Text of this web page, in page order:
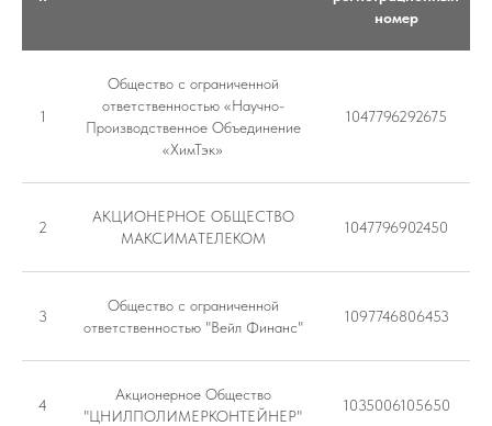
номер
1
Общество с ограниченной
ответственностью «Научно-
Производственное Объединение
«ХимТэк»
1047796292675
2
АКЦИОНЕРНОЕ ОБЩЕСТВО
МАКСИМАТЕЛЕКОМ
1047796902450
3
Общество с ограниченной
ответственностью "Вейл Финанс"
1097746806453
4
Акционерное Общество
"ЦНИЛПОЛИМЕРКОНТЕЙНЕР"
1035006105650